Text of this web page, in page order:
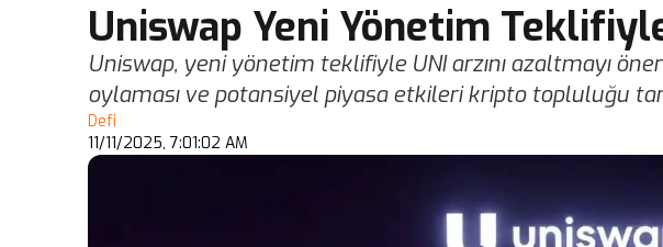
Uniswap Yeni Yönetim
Uniswap, yeni yönetim teklifiyle UNI arzını azaltmayı
oylaması ve potansiyel piyasa etkileri kripto topluluğu
Defi
11/11/2025, 7:01:02 AM